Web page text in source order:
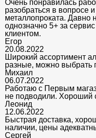
Очень понравилась
разобраться в вопросе
металлопроката. Давно
однозначно 5+ за
клиентом.
Егор
20.08.2022
Широкий ассортимент
разные, можно
Михаил
06.07.2022
Работаю с Первым
не подводили. Хороший
Леонид
12.06.2022
Быстрая доставка,
наличии, цены
Сергей